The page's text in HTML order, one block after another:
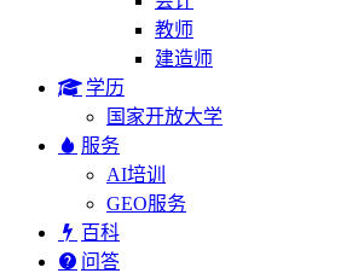
教师
建造师
学历
国家开放大学
服务
AI培训
GEO服务
百科
问答